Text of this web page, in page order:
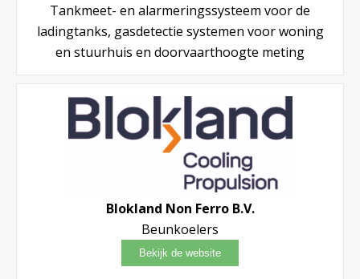
Tankmeet- en alarmeringssysteem voor de
ladingtanks, gasdetectie systemen voor woning
en stuurhuis en doorvaarthoogte meting
Blokland Non Ferro B.V.
Beunkoelers